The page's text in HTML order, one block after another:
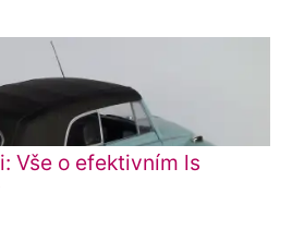
Vše o efektivním ls